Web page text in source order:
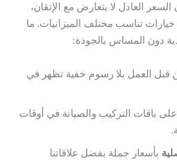
العادل لا يتعارض مع الإتقان،
تناسب مختلف الميزانيات. ما
دون المساس بالجودة:
قبل العمل بلا رسوم خفية تظهر في
على باقات التركيب والصيانة في أوقات
بأسعار جملة بفضل علاقاتنا